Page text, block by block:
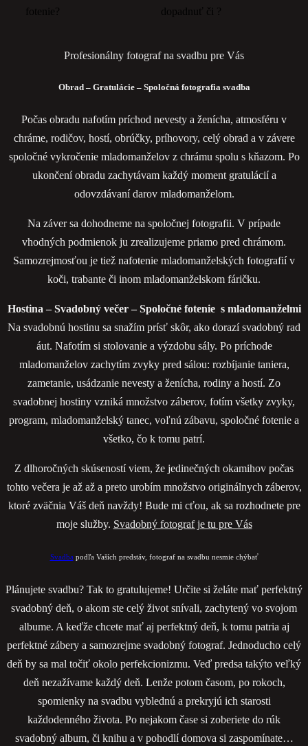
fotenie?
dopadnuť či ?
Profesionálny fotograf na svadbu pre Vás
Obrad – Gratulácie – Spoločná fotografia svadba
Počas obradu nafotím príchod nevesty a ženícha, atmosféru v
chráme, rodičov, hostí, obrúčky, príhovory, celý obrad a v závere
spoločné vykročenie mladomanželov z chrámu spolu s kňazom. Po
ukončení obradu zachytávam každý moment gratulácií a
odovzdávaní darov mladomanželom.
Na záver sa dohodneme na spoločnej fotografii. V prípade
vhodných podmienok ju zrealizujeme priamo pred chrámom.
Samozrejmosťou je tiež nafotenie mladomanželských fotografií v
koči, trabante či inom mladomanželskom fáričku.
Hostina – Svadobný večer – Spoločné fotenie s mladomanželmi
Na svadobnú hostinu sa snažím prísť skôr, ako dorazí svadobný rad
áut. Nafotím si stolovanie a výzdobu sály. Po príchode
mladomanželov zachytím zvyky pred sálou: rozbíjanie taniera,
zametanie, usádzanie nevesty a ženícha, rodiny a hostí. Zo
svadobnej hostiny vzniká množstvo záberov, fotím všetky zvyky,
program, mladomanželský tanec, voľnú zábavu, spoločné fotenie a
všetko, čo k tomu patrí.
Z dlhoročných skúseností viem, že jedinečných okamihov počas
tohto večera je až až a preto urobím množstvo originálnych záberov,
ktoré zväčnia Váš deň navždy! Bude mi cťou, ak sa rozhodnete pre
moje služby. Svadobný fotograf je tu pre Vás
Svadba podľa Vaších predstáv, fotograf na svadbu nesmie chýbať
Plánujete svadbu? Tak to gratulujeme! Určite si želáte mať perfektný
svadobný deň, o akom ste celý život snívali, zachytený vo svojom
albume. A keďže chcete mať aj perfektný deň, k tomu patria aj
perfektné zábery a samozrejme svadobný fotograf. Jednoducho celý
deň by sa mal točiť okolo perfekcionizmu. Veď predsa takýto veľký
deň nezažívame každý deň. Lenže potom časom, po rokoch,
spomienky na svadbu vyblednú a prekryjú ich starosti
každodenného života. Po nejakom čase si zoberiete do rúk
svadobný album, či knihu a v pohodlí domova si zaspomínate…